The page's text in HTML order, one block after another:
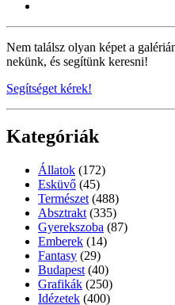
Nem találsz olyan képet a
nekünk, és segítünk keresni!
Segítséget kérek!
Kategóriák
Állatok (172)
Esküvő (45)
Természet (488)
Absztrakt (335)
Gyerekszoba (87)
Emberek (14)
Fantasy (29)
Budapest (40)
Grafikák (250)
Idézetek (400)